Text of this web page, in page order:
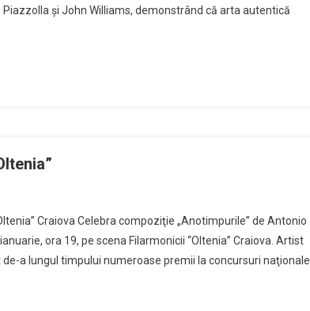
şi John Williams, demonstrând că arta autentică
Craiova Celebra compoziţie „Anotimpurile” de Antonio
ora 19, pe scena Filarmonicii “Oltenia” Craiova. Artist
a lungul timpului numeroase premii la concursuri naţionale